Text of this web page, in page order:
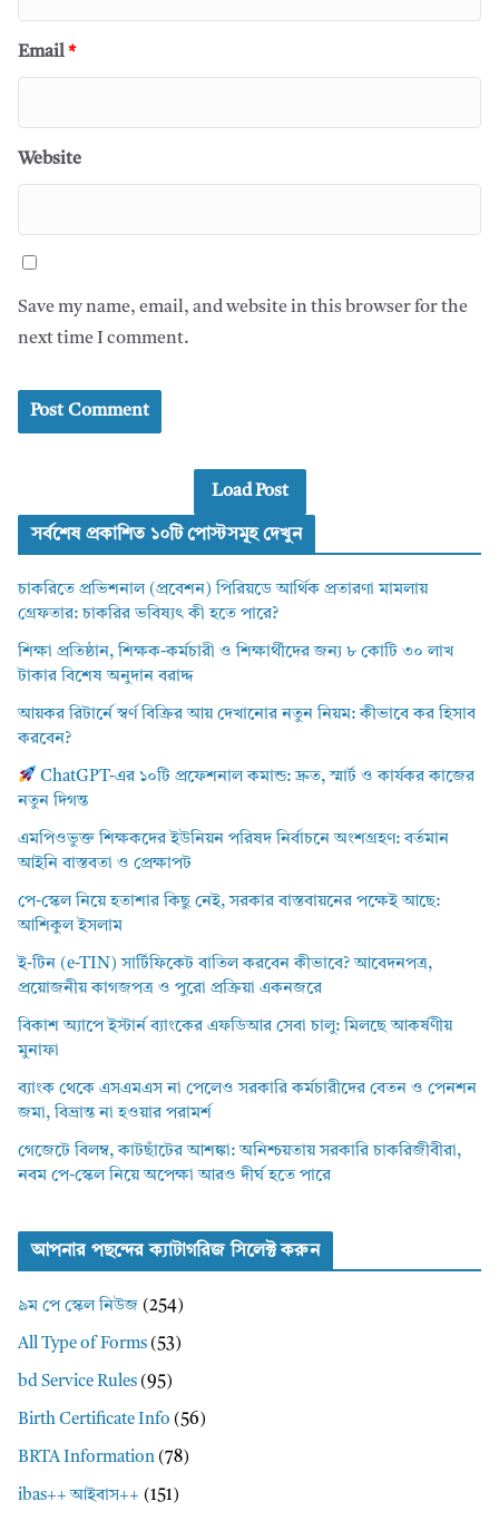
Email*
Website
Save my name, email, and website in this browser for the
next time I comment.
Load Post
সর্বশেষ প্রকাশিত ১০টি পোস্টসমূহ দেখুন
চাকরিতে প্রভিশনাল (প্রবেশন) পিরিয়ডে আর্থিক প্রতারণা মামলায়
গ্রেফতার: চাকরির ভবিষ্যৎ কী হতে পারে?
শিক্ষা প্রতিষ্ঠান, শিক্ষক-কর্মচারী ও শিক্ষার্থীদের জন্য ৮ কোটি ৩০ লাখ
টাকার বিশেষ অনুদান বরাদ্দ
আয়কর রিটার্নে স্বর্ণ বিক্রির আয় দেখানোর নতুন নিয়ম: কীভাবে কর হিসাব
করবেন?
ChatGPT-এর ১০টি প্রফেশনাল কমান্ড: দ্রুত, স্মার্ট ও কার্যকর কাজের
নতুন দিগন্ত
এমপিওভুক্ত শিক্ষকদের ইউনিয়ন পরিষদ নির্বাচনে অংশগ্রহণ: বর্তমান
আইনি বাস্তবতা ও প্রেক্ষাপট
পে-স্কেল নিয়ে হতাশার কিছু নেই, সরকার বাস্তবায়নের পক্ষেই আছে:
আশিকুল ইসলাম
ই-টিন (e-TIN) সার্টিফিকেট বাতিল করবেন কীভাবে? আবেদনপত্র,
প্রয়োজনীয় কাগজপত্র ও পুরো প্রক্রিয়া একনজরে
বিকাশ অ্যাপে ইস্টার্ন ব্যাংকের এফডিআর সেবা চালু: মিলছে আকর্ষণীয়
মুনাফা
ব্যাংক থেকে এসএমএস না পেলেও সরকারি কর্মচারীদের বেতন ও পেনশন
জমা, বিভ্রান্ত না হওয়ার পরামর্শ
গেজেটে বিলম্ব, কাটছাঁটের আশঙ্কা: অনিশ্চয়তায় সরকারি চাকরিজীবীরা,
নবম পে-স্কেল নিয়ে অপেক্ষা আরও দীর্ঘ হতে পারে
আপনার পছন্দের ক্যাটাগরিজ সিলেক্ট করুন
৯ম পে স্কেল নিউজ (254)
All Type of Forms (53)
bd Service Rules (95)
Birth Certificate Info (56)
BRTA Information (78)
ibas++ আইবাস++ (151)